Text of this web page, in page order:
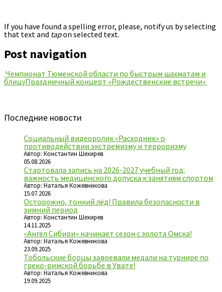
If you have found a spelling error, please, notify us by selecting
that text and tapon selected text.
Post navigation
Чемпионат Тюменской области по быстрым шахматам и
блицуПраздничный концерт «Рождественские встречи»
Последние новости
Социальный видеоролик «Расходник» о
противодействии экстремизму и терроризму
Автор: Константин Шехирев
05.08.2026
Стартовала запись на 2026-2027 учебный год:
важность медицинского допуска к занятиям спортом
Автор: Наталья Кожевникова
15.07.2026
Осторожно, тонкий лёд! Правила безопасности в
зимний период
Автор: Константин Шехирев
14.11.2025
«Ангел Сибири» начинает сезон с золота Омска!
Автор: Наталья Кожевникова
23.09.2025
Тобольские борцы завоевали медали на турнире по
греко-римской борьбе в Увате!
Автор: Наталья Кожевникова
19.09.2025